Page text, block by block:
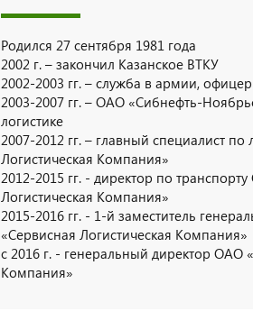
Родился 27 сентября 1981 года
2002 г. – закончил Казанское ВТКУ
2002-2003 гг. – служба в армии, офицер
2003-2007 гг. – ОАО «Сибнефть-
логистике
2007-2012 гг. – главный специалист
Логистическая Компания»
2012-2015 гг. - директор по
Логистическая Компания»
2015-2016 гг. - 1-й заместитель
«Сервисная Логистическая Компания»
c 2016 г. - генеральный директор ОАО
Компания»